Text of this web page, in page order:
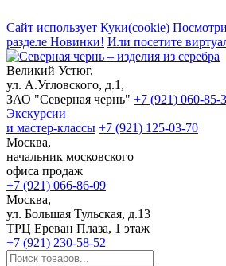
Сайт использует Куки(cookie)
разделе Новинки! Или посетите
Великий Устюг,
ул. А.Угловского, д.1,
ЗАО "Северная чернь" +7 (921) 060-85-
Экскурсии
и мастер-классы +7 (921) 125-03-70
Москва,
начальник московского
офиса продаж
+7 (921) 066-86-09
Москва,
ул. Большая Тульская, д.13
ТРЦ Ереван Плаза, 1 этаж
+7 (921) 230-58-52